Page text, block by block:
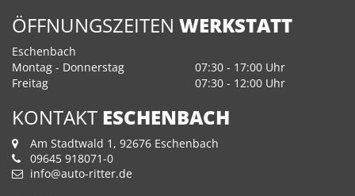
ÖFFNUNGSZEITEN WERKSTATT
Eschenbach
Montag - Donnerstag
07:30 - 17:00 Uhr
Freitag
07:30 - 12:00 Uhr
KONTAKT ESCHENBACH
Am Stadtwald 1, 92676 Eschenbach
09645 918071-0
info@auto-ritter.de